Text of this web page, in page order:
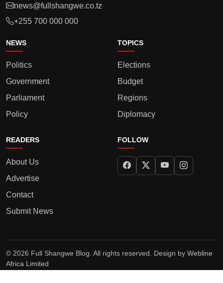
news@fullshangwe.co.tz
+255 700 000 000
NEWS
Politics
Government
Parliament
Policy
TOPICS
Elections
Budget
Regions
Diplomacy
READERS
About Us
Advertise
Contact
Submit News
FOLLOW
© 2026 Full Shangwe Blog. All rights reserved. Design by Webline
Africa Limited